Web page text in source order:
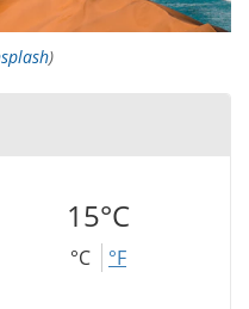
)
15°C
°C °F